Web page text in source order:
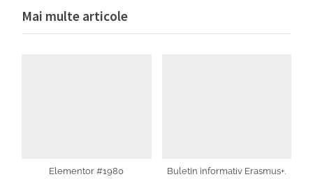
s
t
t
P
Mai multe articole
Elementor #1980 Buletin informativ Erasmus+.